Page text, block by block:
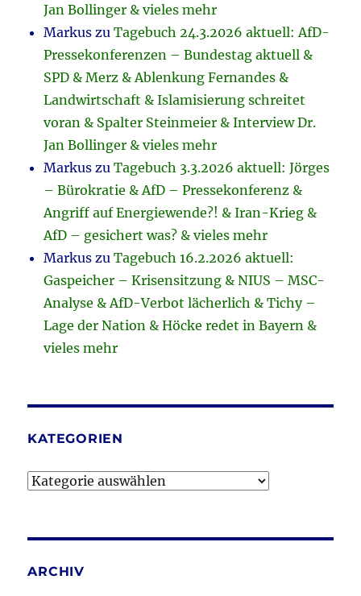
Jan Bollinger & vieles mehr
Markus zuTagebuch 24.3.2026 aktuell: AfD-
Pressekonferenzen – Bundestag aktuell &
SPD & Merz & Ablenkung Fernandes &
Landwirtschaft & Islamisierung schreitet
voran & Spalter Steinmeier & Interview Dr.
Jan Bollinger & vieles mehr
Markus zuTagebuch 3.3.2026 aktuell: Jörges
– Bürokratie & AfD – Pressekonferenz &
Angriff auf Energiewende?! & Iran-Krieg &
AfD – gesichert was? & vieles mehr
Markus zuTagebuch 16.2.2026 aktuell:
Gaspeicher – Krisensitzung & NIUS – MSC-
Analyse & AfD-Verbot lächerlich & Tichy –
Lage der Nation & Höcke redet in Bayern &
vieles mehr
KATEGORIEN
Kategorien
ARCHIV